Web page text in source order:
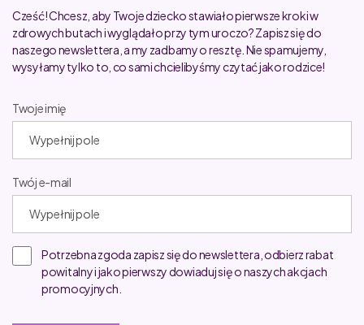
Cześć! Chcesz, aby Twoje dziecko stawiało pierwsze kroki w
zdrowych butach i wyglądało przy tym uroczo? Zapisz się do
naszego newslettera, a my zadbamy o resztę. Nie spamujemy,
wysyłamy tylko to, co sami chcielibyśmy czytać jako rodzice!
Twoje imię
Twój e-mail
Potrzebna zgoda zapisz się do newslettera, odbierz rabat
powitalny i jako pierwszy dowiaduj się o naszych akcjach
promocyjnych.